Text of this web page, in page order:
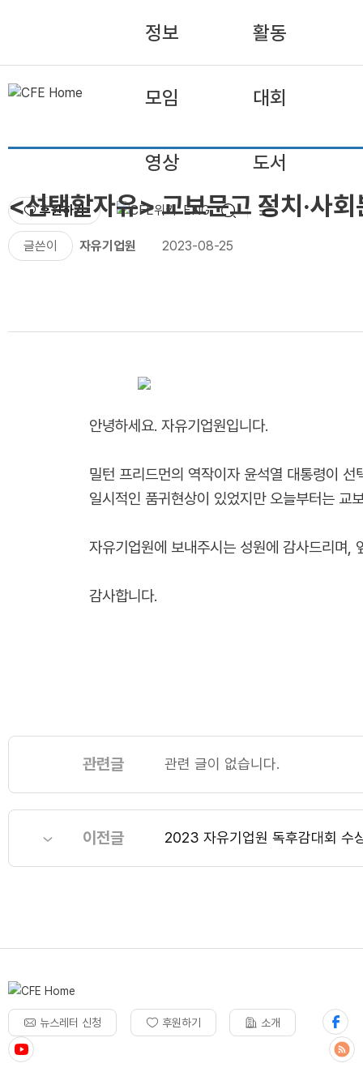
정보 활동
모임 대회
영상 도서
후원하기 ENG
<선택할자유> 교보문고 정치·사
글쓴이 자유기업원 2023-08-25
안녕하세요. 자유기업원입니다.
밀턴 프리드먼의 역작이자 윤석열 대통령이
일시적인 품귀현상이 있었지만 오늘부터는
자유기업원에 보내주시는 성원에 감사드리며,
감사합니다.
관련글 관련 글이 없습니다.
이전글 2023 자유기업원 독후감대회 수
뉴스레터 신청 후원하기 소개